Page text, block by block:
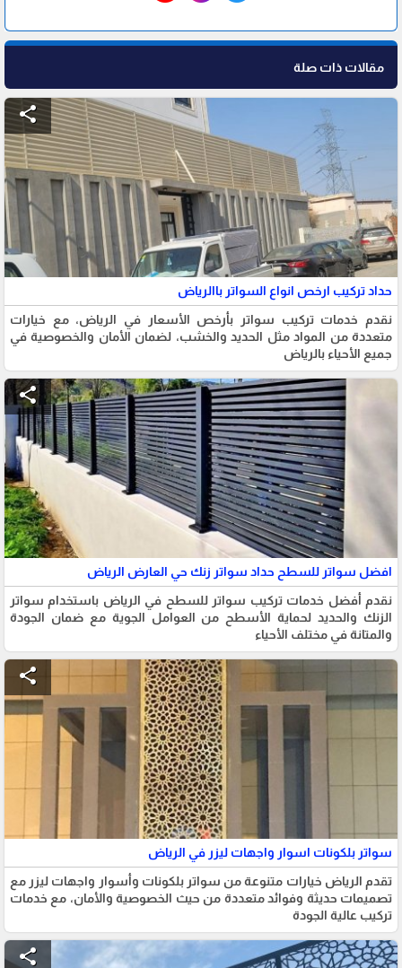
مقالات ذات صلة
share
حداد تركيب ارخص انواع السواتر باالرياض
نقدم خدمات تركيب سواتر بأرخص الأسعار في الرياض، مع خيارات
متعددة من المواد مثل الحديد والخشب، لضمان الأمان والخصوصية في
جميع الأحياء بالرياض
share
افضل سواتر للسطح حداد سواتر زنك حي العارض الرياض
نقدم أفضل خدمات تركيب سواتر للسطح في الرياض باستخدام سواتر
الزنك والحديد لحماية الأسطح من العوامل الجوية مع ضمان الجودة
والمتانة في مختلف الأحياء
share
سواتر بلكونات اسوار واجهات ليزر في الرياض
تقدم الرياض خيارات متنوعة من سواتر بلكونات وأسوار واجهات ليزر مع
تصميمات حديثة وفوائد متعددة من حيث الخصوصية والأمان، مع خدمات
تركيب عالية الجودة
share